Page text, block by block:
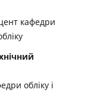
кафедри
обліку і